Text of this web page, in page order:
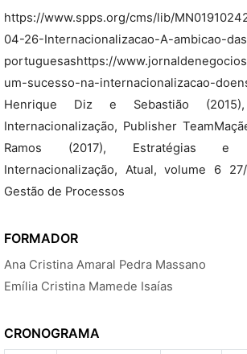
https://www.spps.org/cms/lib/
04-26-Internacionalizacao-A-ambicao-
portuguesashttps://
um-sucesso-na-internacionalizacao-
Henrique Diz e Sebastião
Internacionalização, Publisher
Ramos (2017), Estratégias e
Internacionalização, Atual, volume 6
Gestão de Processos
FORMADOR
Ana Cristina Amaral Pedra Massano
Emília Cristina Mamede Isaías
CRONOGRAMA